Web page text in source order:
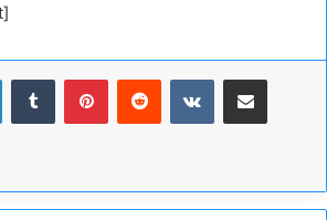
LinkedinTumblr PinterestReddit VKontaktePartager par email